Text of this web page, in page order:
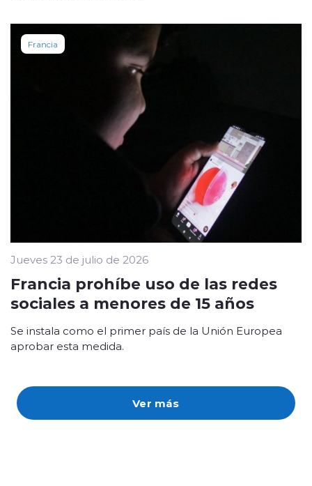
Ver más
Francia
Jueves 23 de julio de 2026
Francia prohíbe uso de las redes
sociales a menores de 15 años
Se instala como el primer país de la Unión Europea
aprobar esta medida.